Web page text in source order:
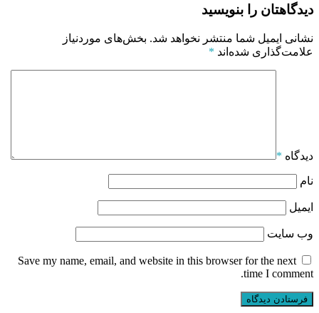
دیدگاهتان را بنویسید
نشانی ایمیل شما منتشر نخواهد شد. بخش‌های موردنیاز
علامت‌گذاری شده‌اند *
دیدگاه *
نام
ایمیل
وب‌ سایت
Save my name, email, and website in this browser for the next
time I comment.